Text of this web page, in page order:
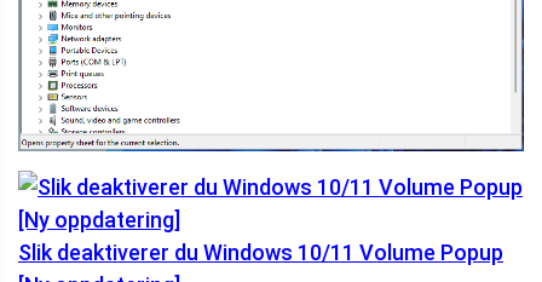
Slik deaktiverer du Windows 10/11 Volume Popup